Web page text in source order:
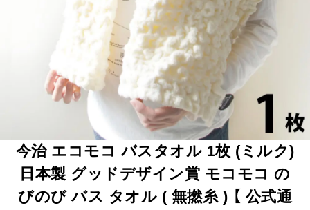
今治 エコモコ バスタオル 1枚 (ミルク)
日本製 グッドデザイン賞 モコモコ の
びのび バス タオル ( 無撚糸 ) 【 公式通